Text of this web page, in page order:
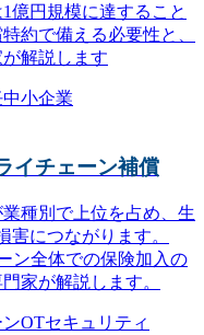
億円規模に達すること
約で備える必要性と、
解説します
中小企業
イチェーン補償
種別で上位を占め、生
害につながります。
ン全体での保険加入の
家が解説します。
OTセキュリティ